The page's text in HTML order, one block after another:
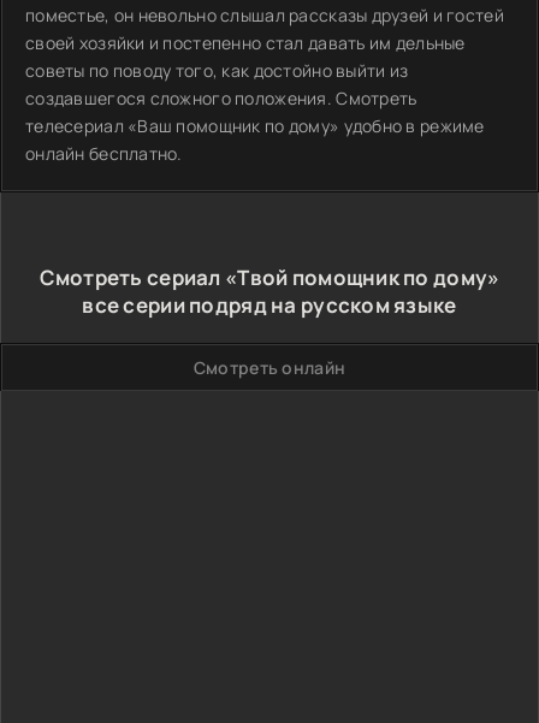
поместье, он невольно слышал рассказы друзей и гостей
своей хозяйки и постепенно стал давать им дельные
советы по поводу того, как достойно выйти из
создавшегося сложного положения. Смотреть
телесериал «Ваш помощник по дому» удобно в режиме
онлайн бесплатно.
Смотреть сериал «Твой помощник по дому»
все серии подряд на русском языке
Смотреть онлайн